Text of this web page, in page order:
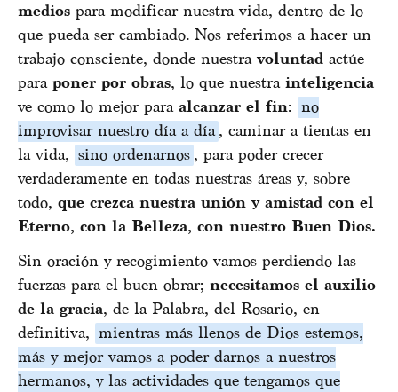
medios para modificar nuestra vida, dentro de lo
que pueda ser cambiado. Nos referimos a hacer un
trabajo consciente, donde nuestra voluntad actúe
para poner por obras, lo que nuestra inteligencia
ve como lo mejor para alcanzar el fin: no
improvisar nuestro día a día , caminar a tientas en
la vida, sino ordenarnos , para poder crecer
verdaderamente en todas nuestras áreas y, sobre
todo, que crezca nuestra unión y amistad con el
Eterno, con la Belleza, con nuestro Buen Dios.
Sin oración y recogimiento vamos perdiendo las
fuerzas para el buen obrar; necesitamos el auxilio
de la gracia, de la Palabra, del Rosario, en
definitiva, mientras más llenos de Dios estemos,
más y mejor vamos a poder darnos a nuestros
hermanos, y las actividades que tengamos que